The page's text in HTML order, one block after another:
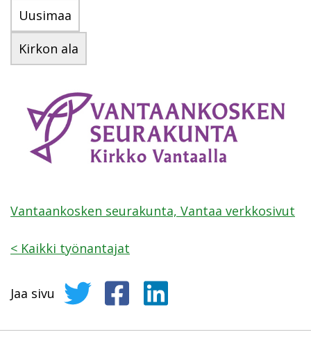
Uusimaa
Kirkon ala
Vantaankosken seurakunta, Vantaa verkkosivut
< Kaikki työnantajat
Jaa sivu Jaa sivu Twitterissä
Jaa sivu Facebookissa
Jaa sivu LinkedInissä